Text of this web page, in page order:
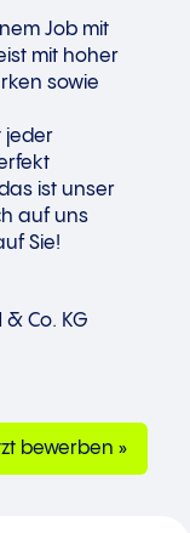
Job mit
mit hoher
sowie
jeder
ist unser
auf uns
Sie!
Co. KG
bewerben »